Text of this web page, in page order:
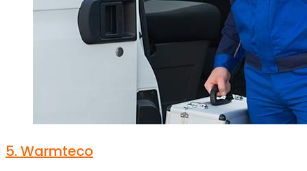
5.Warmteco